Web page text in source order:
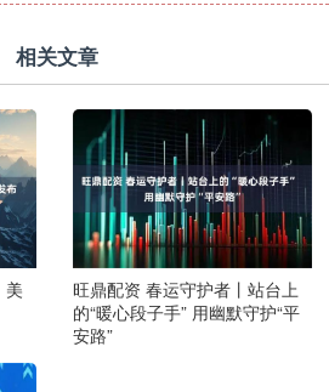
相关文章
美
旺鼎配资 春运守护者丨站台上
的“暖心段子手” 用幽默守护“平
安路”